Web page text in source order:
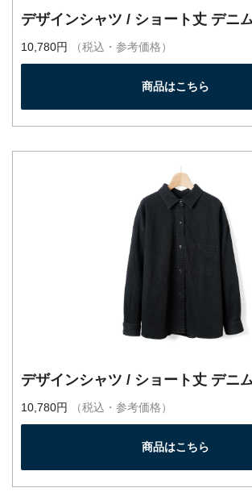
デザインシャツ / ショート丈 デニ
10,780円 （税込・参考価格）
商品はこちら
デザインシャツ / ショート丈 デニ
10,780円 （税込・参考価格）
商品はこちら